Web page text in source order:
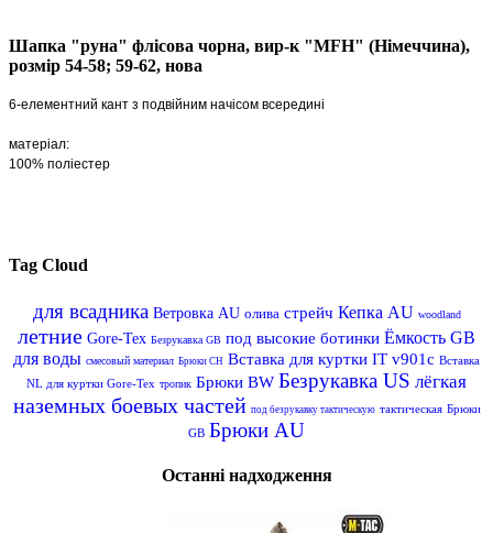
Шапка "руна" флісова чорна, вир-к "MFH" (Німеччина),
розмір 54-58; 59-62, нова
6-елементний кант з подвійним начісом всередині
матеріал:
100% поліестер
Tag Cloud
для всадника Ветровка AU олива стрейч Кепка AU woodland
летние Gore-Tex Безрукавка GB под высокие ботинки Ёмкость GB
для воды смесовый материал Брюки CH Вставка для куртки IT v901c Вставка
NL для куртки Gore-Tex тропик Брюки BW Безрукавка US лёгкая
наземных боевых частей под безрукавку тактическую тактическая Брюки
GB Брюки AU
Останні надходження